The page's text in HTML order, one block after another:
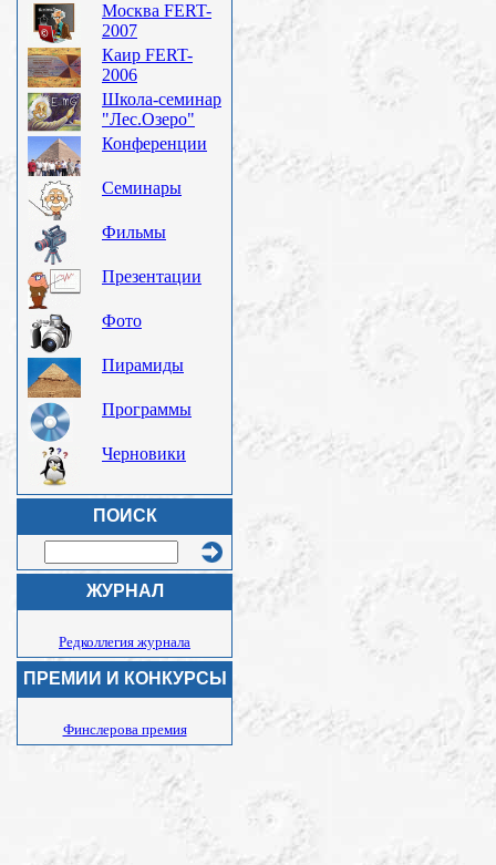
Москва FERT-
2007
Каир FERT-
2006
Школа-семинар
"Лес.Озеро"
Конференции
Семинары
Фильмы
Презентации
Фото
Пирамиды
Программы
Черновики
ПОИСК
ЖУРНАЛ
Редколлегия журнала
ПРЕМИИ И КОНКУРСЫ
Финслерова премия